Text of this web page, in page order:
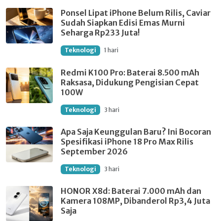
Ponsel Lipat iPhone Belum Rilis, Caviar
Sudah Siapkan Edisi Emas Murni
Seharga Rp233 Juta!
Teknologi 1 hari
Redmi K100 Pro: Baterai 8.500 mAh
Raksasa, Didukung Pengisian Cepat
100W
Teknologi 3 hari
Apa Saja Keunggulan Baru? Ini Bocoran
Spesifikasi iPhone 18 Pro Max Rilis
September 2026
Teknologi 3 hari
HONOR X8d: Baterai 7.000 mAh dan
Kamera 108MP, Dibanderol Rp3,4 Juta
Saja